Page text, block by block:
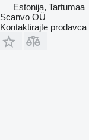
Estonija, Tartumaa
Scanvo OÜ
Kontaktirajte prodavca